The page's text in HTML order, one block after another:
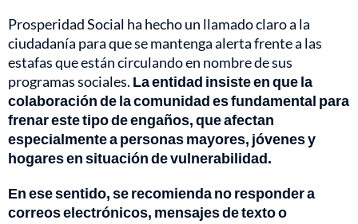
Prosperidad Social ha hecho un llamado claro a la
ciudadanía para que se mantenga alerta frente a las
estafas que están circulando en nombre de sus
programas sociales. La entidad insiste en que la
colaboración de la comunidad es fundamental para
frenar este tipo de engaños, que afectan
especialmente a personas mayores, jóvenes y
hogares en situación de vulnerabilidad.
En ese sentido, se recomienda no responder a
correos electrónicos, mensajes de texto o